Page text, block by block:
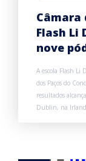
Câmara
Flash Li
nove
A escola Flash Li
dos Paços do
resultados
Dublin, na